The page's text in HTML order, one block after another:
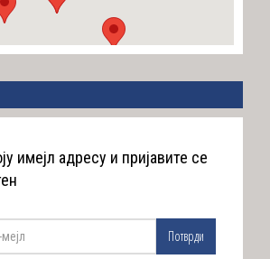
имејл адресу и пријавите се
Потврди